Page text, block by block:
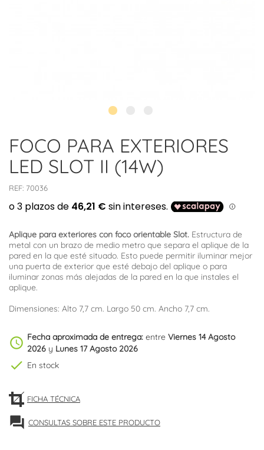
FOCO PARA EXTERIORES
LED SLOT II (14W)
REF: 70036
Aplique para exteriores con foco orientable Slot. Estructura de
metal con un brazo de medio metro que separa el aplique de la
pared en la que esté situado. Esto puede permitir iluminar mejor
una puerta de exterior que esté debajo del aplique o para
iluminar zonas más alejadas de la pared en la que instales el
aplique.
Dimensiones: Alto 7,7 cm. Largo 50 cm. Ancho 7,7 cm.
schedule Fecha aproximada de entrega: entre Viernes 14 Agosto
2026 y Lunes 17 Agosto 2026
check En stock
FICHA TÉCNICA
forum CONSULTAS SOBRE ESTE PRODUCTO